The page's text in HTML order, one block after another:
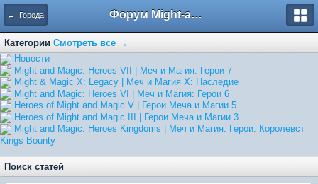
← Города Форум Might-and-Magic.ru
Категории Смотреть все →
Hовости
Might and Magic: Heroes VII | Меч и Магия: Герои 7
Might & Magic X: Legacy | Меч и Магия X: Наследие
Might and Magic: Heroes VI | Меч и Магия: Герои 6
Heroes of Might and Magic V | Герои Меча и Магии 5
Heroes of Might and Magic III | Герои Меча и Магии 3
Might and Magic: Heroes Kingdoms | Меч и Магия: Герои. Королевст
Kings Bounty
Поиск статей